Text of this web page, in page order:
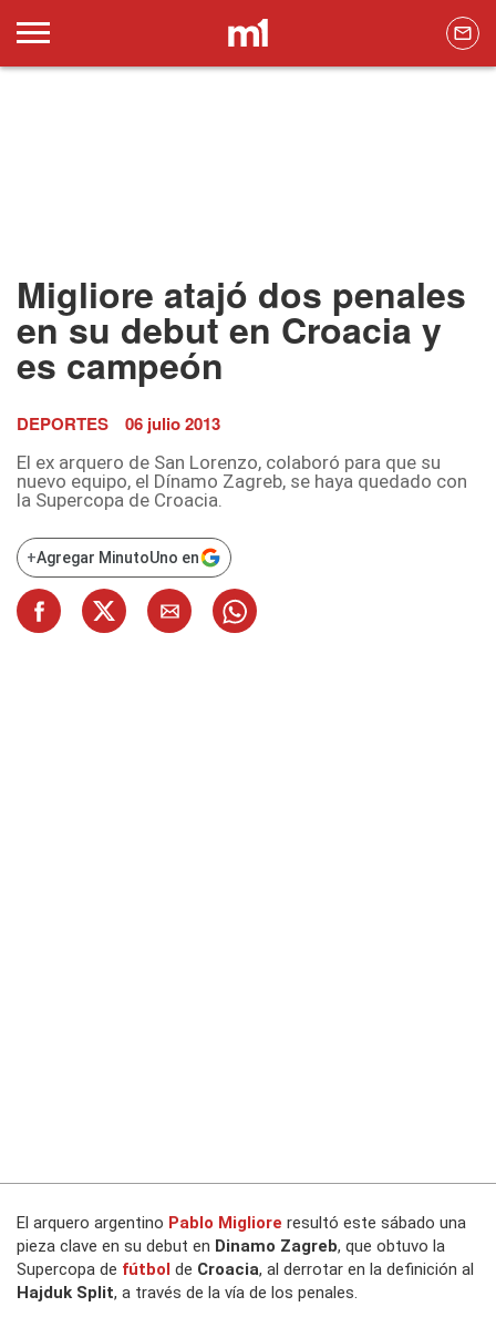
Migliore atajó dos penales
en su debut en Croacia y
es campeón
DEPORTES 06 julio 2013
El ex arquero de San Lorenzo, colaboró para que su
nuevo equipo, el Dínamo Zagreb, se haya quedado con
la Supercopa de Croacia.
+Agregar MinutoUno en
El arquero argentino Pablo Migliore resultó este sábado una
pieza clave en su debut en Dinamo Zagreb, que obtuvo la
Supercopa de fútbol de Croacia, al derrotar en la definición al
Hajduk Split, a través de la vía de los penales.